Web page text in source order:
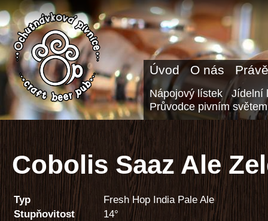
Úvod O nás
Nápojový lístek
Jídelní
Průvodce pivním světem
Cobolis Saaz Ale
Typ
Fresh Hop India Pale Ale
Stupňovitost
14°